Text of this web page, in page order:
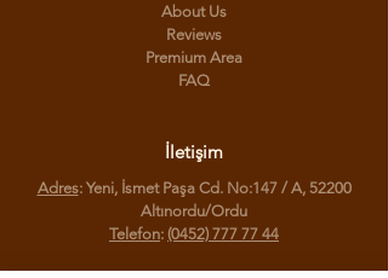
About Us
Reviews
Premium Area
FAQ
İletişim
Adres: Yeni, İsmet Paşa Cd. No:147 / A, 52200
Altınordu/Ordu
Telefon: (0452) 777 77 44